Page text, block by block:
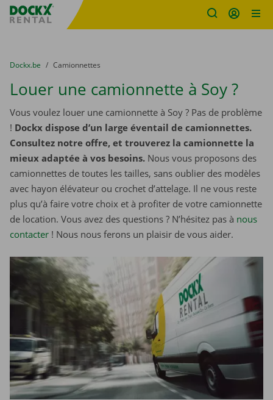
sitename
You are here:
du
Dockx.be to
Camionnettes
Louer une camionnette à Soy ?
Vous voulez louer une camionnette à Soy ? Pas de problème
! Dockx dispose d’un large éventail de camionnettes.
Consultez notre offre, et trouverez la camionnette la
mieux adaptée à vos besoins. Nous vous proposons des
camionnettes de toutes les tailles, sans oublier des modèles
avec hayon élévateur ou crochet d’attelage. Il ne vous reste
plus qu’à faire votre choix et à profiter de votre camionnette
de location. Vous avez des questions ? N’hésitez pas à nous
contacter ! Nous nous ferons un plaisir de vous aider.